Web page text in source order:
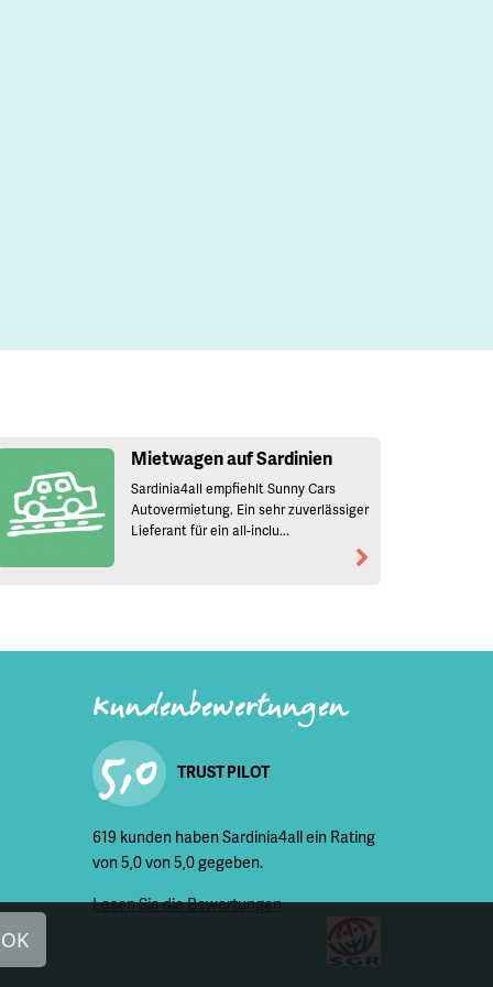
Mietwagen auf Sardinien
Sardinia4all empfiehlt Sunny Cars
Autovermietung. Ein sehr zuverlässiger
Lieferant für ein all-inclu...
Kundenbewertungen
5,0 TRUST PILOT
619 kunden haben Sardinia4all ein Rating
von 5,0 von 5,0 gegeben.
Lesen Sie die Bewertungen
OK